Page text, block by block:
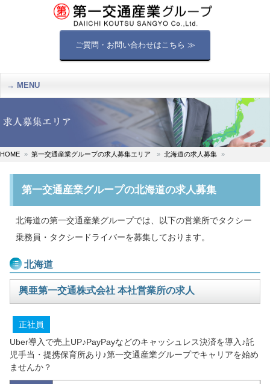
ご質問・お問い合わせはこちら ≫
MENU
HOME 第一交通産業グループの求人募集エリア 北海道の求人募集
第一交通産業グループの北海道の求人募集
北海道の第一交通産業グループでは、以下の営業所でタクシー
乗務員・タクシードライバーを募集しております。
北海道
興亜第一交通株式会社 本社営業所の求人
正社員
Uber導入で売上UP♪PayPayなどのキャッシュレス決済を導入♪託
児手当・提携保育所あり♪第一交通産業グループでキャリアを始め
ませんか？